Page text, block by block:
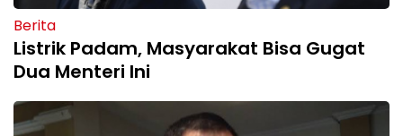
Berita
Listrik Padam, Masyarakat Bisa Gugat
Dua Menteri Ini